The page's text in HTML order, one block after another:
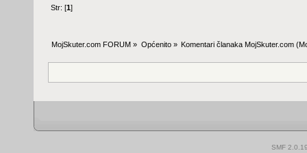
Str: [1]
MojSkuter.com FORUM » Općenito» Komentari članaka MojSkuter.com
SMF